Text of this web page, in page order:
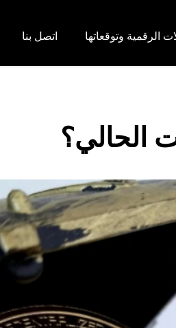
الرقمية وتوقعاتها اتصل بنا
الحالي؟